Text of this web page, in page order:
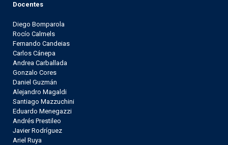
Docentes
Diego Bomparola
Rocío Calmels
Fernando Candeias
Carlos Cánepa
Andrea Carballada
Gonzalo Cores
Daniel Guzmán
Alejandro Magaldi
Santiago Mazzuchini
Eduardo Menegazzi
Andrés Prestileo
Javier Rodríguez
Ariel Ruya